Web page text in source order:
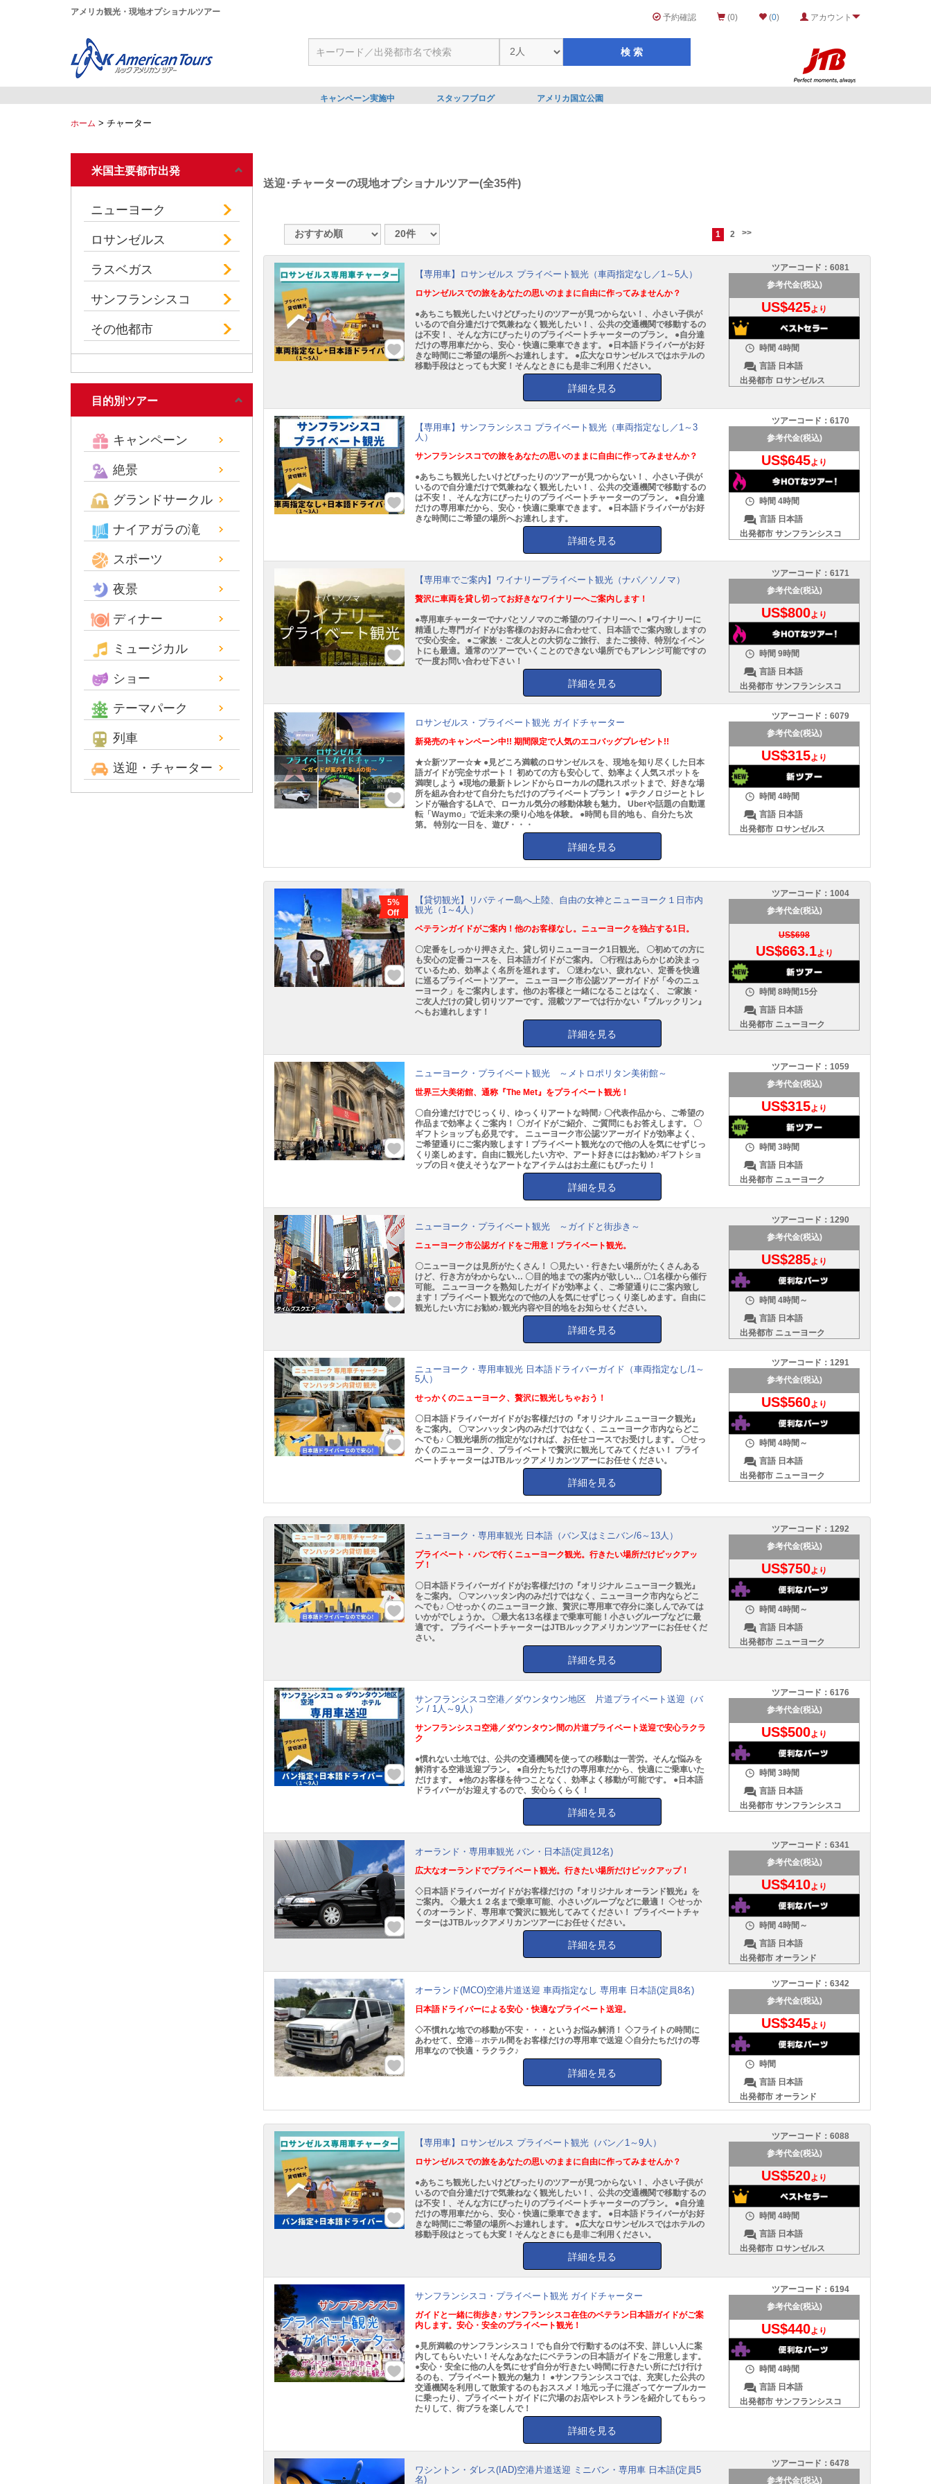
アメリカ観光・現地オプショナルツアー
予約確認 (0) (0) アカウント
キャンペーン実施中 スタッフブログ アメリカ国立公園
ホーム > チャーター
米国主要都市出発
ニューヨーク
ロサンゼルス
ラスベガス
サンフランシスコ
その他都市
目的別ツアー
キャンペーン
絶景
グランドサークル
ナイアガラの滝
スポーツ
夜景
ディナー
ミュージカル
ショー
テーマパーク
列車
送迎・チャーター
送迎･チャーターの現地オプショナルツアー(全35件)
1 2 >>
【専用車】ロサンゼルス プライベート観光（車両指定なし／1～5人）
ロサンゼルスでの旅をあなたの思いのままに自由に作ってみませんか？
●あちこち観光したいけどぴったりのツアーが見つからない！、小さい子供が
いるので自分達だけで気兼ねなく観光したい！、公共の交通機関で移動するの
は不安！、そんな方にぴったりのプライベートチャーターのプラン。 ●自分達
だけの専用車だから、安心・快適に乗車できます。 ●日本語ドライバーがお好
きな時間にご希望の場所へお連れします。 ●広大なロサンゼルスではホテルの
移動手段はとっても大変！そんなときにも是非ご利用ください。
詳細を見る
ツアーコード： 6081
参考代金(税込)
US$425より
時間4時間
言語 日本語
出発都市 ロサンゼルス
【専用車】サンフランシスコ プライベート観光（車両指定なし／1～3
人）
サンフランシスコでの旅をあなたの思いのままに自由に作ってみませんか？
●あちこち観光したいけどぴったりのツアーが見つからない！、小さい子供が
いるので自分達だけで気兼ねなく観光したい！、公共の交通機関で移動するの
は不安！、そんな方にぴったりのプライベートチャーターのプラン。 ●自分達
だけの専用車だから、安心・快適に乗車できます。 ●日本語ドライバーがお好
きな時間にご希望の場所へお連れします。
詳細を見る
ツアーコード： 6170
参考代金(税込)
US$645より
時間4時間
言語 日本語
出発都市サンフランシスコ
【専用車でご案内】ワイナリープライベート観光（ナパ／ソノマ）
贅沢に車両を貸し切ってお好きなワイナリーへご案内します！
●専用車チャーターでナパとソノマのご希望のワイナリーへ！ ●ワイナリーに
精通した専門ガイドがお客様のお好みに合わせて、日本語でご案内致しますの
で安心安全。 ●ご家族・ご友人との大切なご旅行、またご接待、特別なイベン
トにも最適。通常のツアーでいくことのできない場所でもアレンジ可能ですの
で一度お問い合わせ下さい！
詳細を見る
ツアーコード： 6171
参考代金(税込)
US$800より
時間9時間
言語 日本語
出発都市サンフランシスコ
ロサンゼルス・プライベート観光 ガイドチャーター
新発売のキャンペーン中!! 期間限定で人気のエコバッグプレゼント!!
★☆新ツアー☆★ ●見どころ満載のロサンゼルスを、現地を知り尽くした日本
語ガイドが完全サポート！ 初めての方も安心して、効率よく人気スポットを
満喫しよう ●現地の最新トレンドからローカルの隠れスポットまで、好きな場
所を組み合わせて自分たちだけのプライベートプラン！ ●テクノロジーとトレ
ンドが融合するLAで、ローカル気分の移動体験も魅力。 Uberや話題の自動運
転「Waymo」で近未来の乗り心地を体験。 ●時間も目的地も、自分たち次
第。 特別な一日を、遊び・・・
詳細を見る
ツアーコード： 6079
参考代金(税込)
US$315より
時間4時間
言語 日本語
出発都市 ロサンゼルス
5%
Off
【貸切観光】リバティー島へ上陸、自由の女神とニューヨーク１日市内
観光（1～4人）
ベテランガイドがご案内！他のお客様なし。ニューヨークを独占する1日。
〇定番をしっかり押さえた、貸し切りニューヨーク1日観光。 〇初めての方に
も安心の定番コースを、日本語ガイドがご案内。 〇行程はあらかじめ決まっ
ているため、効率よく名所を巡れます。 〇迷わない、疲れない、定番を快適
に巡るプライベートツアー。 ニューヨーク市公認ツアーガイドが「今のニュ
ーヨーク」をご案内します。他のお客様と一緒になることはなく、 ご家族・
ご友人だけの貸し切りツアーです。混載ツアーでは行かない『ブルックリン』
へもお連れします！
詳細を見る
ツアーコード： 1004
参考代金(税込)
US$698
US$663.1より
時間8時間15分
言語 日本語
出発都市 ニューヨーク
ニューヨーク・プライベート観光 ～メトロポリタン美術館～
世界三大美術館、通称『The Met』をプライベート観光！
〇自分達だけでじっくり、ゆっくりアートな時間♪ 〇代表作品から、ご希望の
作品まで効率よくご案内！ 〇ガイドがご紹介、ご質問にもお答えします。 〇
ギフトショップも必見です。 ニューヨーク市公認ツアーガイドが効率よく、
ご希望通りにご案内致します！プライベート観光なので他の人を気にせずじっ
くり楽しめます。自由に観光したい方や、アート好きにはお勧め♪ギフトショ
ップの日々使えそうなアートなアイテムはお土産にもぴったり！
詳細を見る
ツアーコード： 1059
参考代金(税込)
US$315より
時間3時間
言語 日本語
出発都市 ニューヨーク
ニューヨーク・プライベート観光 ～ガイドと街歩き～
ニューヨーク市公認ガイドをご用意！プライベート観光。
〇ニューヨークは見所がたくさん！ 〇見たい・行きたい場所がたくさんある
けど、行き方がわからない… 〇目的地までの案内が欲しい… 〇1名様から催行
可能。 ニューヨークを熟知したガイドが効率よく、ご希望通りにご案内致し
ます！プライベート観光なので他の人を気にせずじっくり楽しめます。自由に
観光したい方にお勧め♪観光内容や目的地をお知らせください。
詳細を見る
ツアーコード： 1290
参考代金(税込)
US$285より
時間4時間～
言語 日本語
出発都市 ニューヨーク
ニューヨーク・専用車観光 日本語ドライバーガイド（車両指定なし/1～
5人）
せっかくのニューヨーク、贅沢に観光しちゃおう！
〇日本語ドライバーガイドがお客様だけの『オリジナル ニューヨーク観光』
をご案内。 〇マンハッタン内のみだけではなく、ニューヨーク市内ならどこ
へでも♪ 〇観光場所の指定がなければ、お任せコースでお受けします。 〇せっ
かくのニューヨーク、プライベートで贅沢に観光してみてください！ プライ
ベートチャーターはJTBルックアメリカンツアーにお任せください。
詳細を見る
ツアーコード： 1291
参考代金(税込)
US$560より
時間4時間～
言語 日本語
出発都市 ニューヨーク
ニューヨーク・専用車観光 日本語（バン又はミニバン/6～13人）
プライベート・バンで行くニューヨーク観光。行きたい場所だけピックアッ
プ！
〇日本語ドライバーガイドがお客様だけの『オリジナル ニューヨーク観光』
をご案内。 〇マンハッタン内のみだけではなく、ニューヨーク市内ならどこ
へでも♪ 〇せっかくのニューヨーク旅、贅沢に専用車で存分に楽しんでみては
いかがでしょうか。 〇最大名13名様まで乗車可能！小さいグループなどに最
適です。 プライベートチャーターはJTBルックアメリカンツアーにお任せくだ
さい。
詳細を見る
ツアーコード： 1292
参考代金(税込)
US$750より
時間4時間～
言語 日本語
出発都市 ニューヨーク
サンフランシスコ空港／ダウンタウン地区 片道プライベート送迎（バ
ン / 1人～9人）
サンフランシスコ空港／ダウンタウン間の片道プライベート送迎で安心ラクラ
ク
●慣れない土地では、公共の交通機関を使っての移動は一苦労。そんな悩みを
解消する空港送迎プラン。 ●自分たちだけの専用車だから、快適にご乗車いた
だけます。 ●他のお客様を待つことなく、効率よく移動が可能です。 ●日本語
ドライバーがお迎えするので、安心らくらく！
詳細を見る
ツアーコード： 6176
参考代金(税込)
US$500より
時間3時間
言語 日本語
出発都市サンフランシスコ
オーランド・専用車観光 バン・日本語(定員12名)
広大なオーランドでプライベート観光。行きたい場所だけピックアップ！
◇日本語ドライバーガイドがお客様だけの『オリジナル オーランド観光』を
ご案内。 ◇最大１２名まで乗車可能、小さいグループなどに最適！ ◇せっか
くのオーランド、専用車で贅沢に観光してみてください！ プライベートチャ
ーターはJTBルックアメリカンツアーにお任せください。
詳細を見る
ツアーコード： 6341
参考代金(税込)
US$410より
時間4時間～
言語 日本語
出発都市 オーランド
オーランド(MCO)空港片道送迎 車両指定なし 専用車 日本語(定員8名)
日本語ドライバーによる安心・快適なプライベート送迎。
◇不慣れな地での移動が不安・・・というお悩み解消！ ◇フライトの時間に
あわせて、空港⇔ホテル間をお客様だけの専用車で送迎 ◇自分たちだけの専
用車なので快適・ラクラク♪
詳細を見る
ツアーコード： 6342
参考代金(税込)
US$345より
時間
言語 日本語
出発都市 オーランド
【専用車】ロサンゼルス プライベート観光（バン／1～9人）
ロサンゼルスでの旅をあなたの思いのままに自由に作ってみませんか？
●あちこち観光したいけどぴったりのツアーが見つからない！、小さい子供が
いるので自分達だけで気兼ねなく観光したい！、公共の交通機関で移動するの
は不安！、そんな方にぴったりのプライベートチャーターのプラン。 ●自分達
だけの専用車だから、安心・快適に乗車できます。 ●日本語ドライバーがお好
きな時間にご希望の場所へお連れします。 ●広大なロサンゼルスではホテルの
移動手段はとっても大変！そんなときにも是非ご利用ください。
詳細を見る
ツアーコード： 6088
参考代金(税込)
US$520より
時間4時間
言語 日本語
出発都市 ロサンゼルス
サンフランシスコ・プライベート観光 ガイドチャーター
ガイドと一緒に街歩き♪ サンフランシスコ在住のベテラン日本語ガイドがご案
内します。安心・安全のプライベート観光！
●見所満載のサンフランシスコ！でも自分で行動するのは不安、詳しい人に案
内してもらいたい！そんなあなたにベテランの日本語ガイドをご用意します。
●安心・安全に他の人を気にせず自分が行きたい時間に行きたい所にだけ行け
るのも、プライベート観光の魅力！ ●サンフランシスコでは、充実した公共の
交通機関を利用して散策するのもおススメ！地元っ子に混ざってケーブルカー
に乗ったり、プライベートガイドに穴場のお店やレストランを紹介してもらっ
たりして、街ブラを楽しんで！
詳細を見る
ツアーコード： 6194
参考代金(税込)
US$440より
時間4時間
言語 日本語
出発都市サンフランシスコ
ワシントン・ダレス(IAD)空港片道送迎 ミニバン・専用車 日本語(定員5
名)
ツアーコード： 6478
参考代金(税込)